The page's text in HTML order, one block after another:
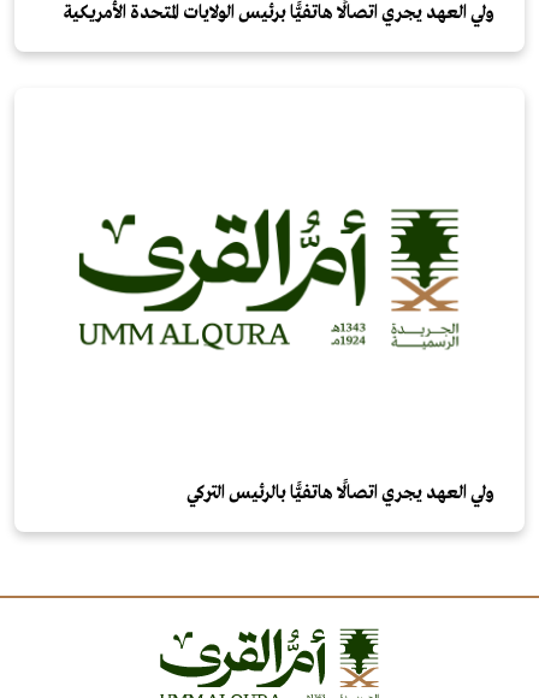
ولي العهد يجري اتصالًا هاتفيًّا برئيس الولايات المتحدة الأمريكية
ولي العهد يجري اتصالًا هاتفيًّا بالرئيس التركي